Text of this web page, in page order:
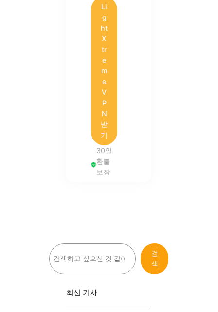
Li
g
ht
X
tr
e
m
e
V
P
N
받
기
30일
환불
보장
검
색
검
색
최신 기사